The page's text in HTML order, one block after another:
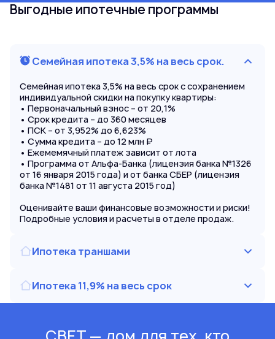
Выгодные ипотечные программы
Семейная ипотека 3,5% на весь срок.
Семейная ипотека 3,5% на весь срок с сохранением
индивидуальной скидки на покупку квартиры:
• Первоначальный взнос – от 20,1%
• Срок кредита – до 360 месяцев
• ПСК – от 3,952% до 6,623%
• Сумма кредита – до 12 млн ₽
• Ежемемячный платеж зависит от лота
• Программа от Альфа-Банка (лицензия банка №1326
от 16 января 2015 года) и от банка СБЕР (лицензия
банка №1481 от 11 августа 2015 год)
Оценивайте ваши финансовые возможности и риски!
Подробные условия и расчеты в отделе продаж.
Ипотека траншами
Ипотека 11,9% на весь срок